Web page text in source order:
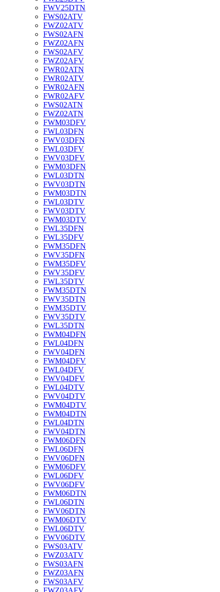
FWV25DTN
FWS02ATV
FWZ02ATV
FWS02AFN
FWZ02AFN
FWS02AFV
FWZ02AFV
FWR02ATN
FWR02ATV
FWR02AFN
FWR02AFV
FWS02ATN
FWZ02ATN
FWM03DFV
FWL03DFN
FWV03DFN
FWL03DFV
FWV03DFV
FWM03DFN
FWL03DTN
FWV03DTN
FWM03DTN
FWL03DTV
FWV03DTV
FWM03DTV
FWL35DFN
FWL35DFV
FWM35DFN
FWV35DFN
FWM35DFV
FWV35DFV
FWL35DTV
FWM35DTN
FWV35DTN
FWM35DTV
FWV35DTV
FWL35DTN
FWM04DFN
FWL04DFN
FWV04DFN
FWM04DFV
FWL04DFV
FWV04DFV
FWL04DTV
FWV04DTV
FWM04DTV
FWM04DTN
FWL04DTN
FWV04DTN
FWM06DFN
FWL06DFN
FWV06DFN
FWM06DFV
FWL06DFV
FWV06DFV
FWM06DTN
FWL06DTN
FWV06DTN
FWM06DTV
FWL06DTV
FWV06DTV
FWS03ATV
FWZ03ATV
FWS03AFN
FWZ03AFN
FWS03AFV
FWZ03AFV